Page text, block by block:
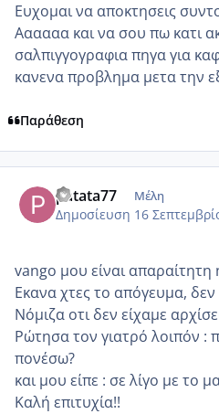
Ευχομαι να αποκτησεις
Αααααα και να σου πω κατι
σαλπιγγογραφια πηγα για
κανενα προβλημα μετα την
Παράθεση
patata77 Μέλη
Δημοσίευση 16
vango μου είναι απαραίτητη
Εκανα χτες το απόγευμα,
Νόμιζα οτι δεν είχαμε
Ρώτησα τον γιατρό λοιπόν :
πονέσω?
και μου είπε : σε λίγο με το
Καλή επιτυχία!!